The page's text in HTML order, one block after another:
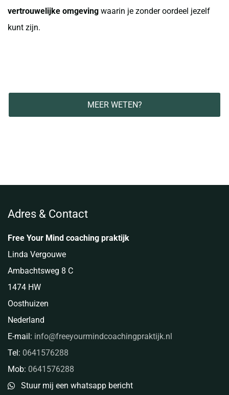
vertrouwelijke omgeving waarin je zonder oordeel jezelf
kunt zijn.
MEER WETEN?
Adres & Contact
Free Your Mind coaching praktijk
Linda Vergouwe
Ambachtsweg 8 C
1474 HW
Oosthuizen
Nederland
E-mail: info@freeyourmindcoachingpraktijk.nl
Tel: 0641576288
Mob: 0641576288
Stuur mij een whatsapp bericht